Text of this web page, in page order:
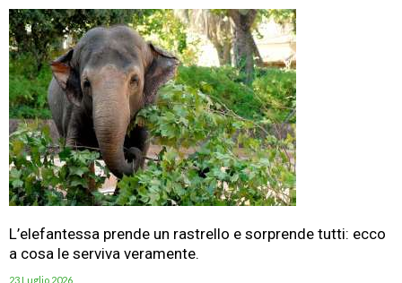
L’elefantessa prende un rastrello e sorprende tutti: ecco
a cosa le serviva veramente.
23 Luglio 2026